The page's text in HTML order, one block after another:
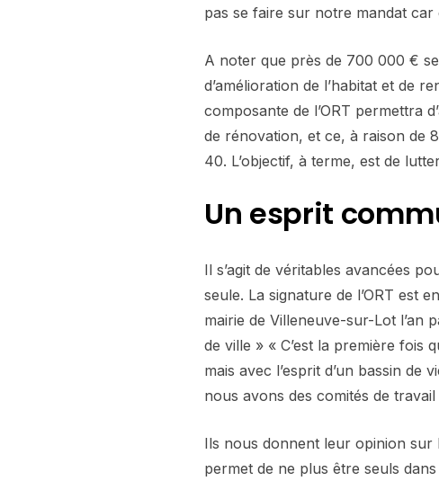
pas se faire sur notre mandat
A noter que près de 700 000 €
d’amélioration de l’habitat et de
composante de l’ORT permettra
de rénovation, et ce, à raison de
40. L’objectif, à terme, est de
Un esprit
Il s’agit de véritables avancées
seule. La signature de l’ORT est
mairie de Villeneuve-sur-Lot
de ville » « C’est la première fois
mais avec l’esprit d’un bassin de
nous avons des comités de
Ils nous donnent leur opinion sur
permet de ne plus être seuls